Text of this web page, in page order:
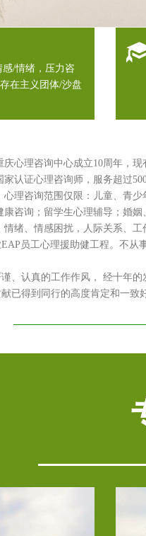
/情绪，压力咨
在主义团体/沙盘
理咨询中心成立10周年，现
家认证心理咨询师，服务超过
心理咨询范围仅限：儿童、青少
康咨询；留学生心理辅导；婚姻
情绪、情感困扰，人际关系、工
员工心理援助健工程。不从
认真的工作作风， 经十年的
已得到同行的高度肯定和一致